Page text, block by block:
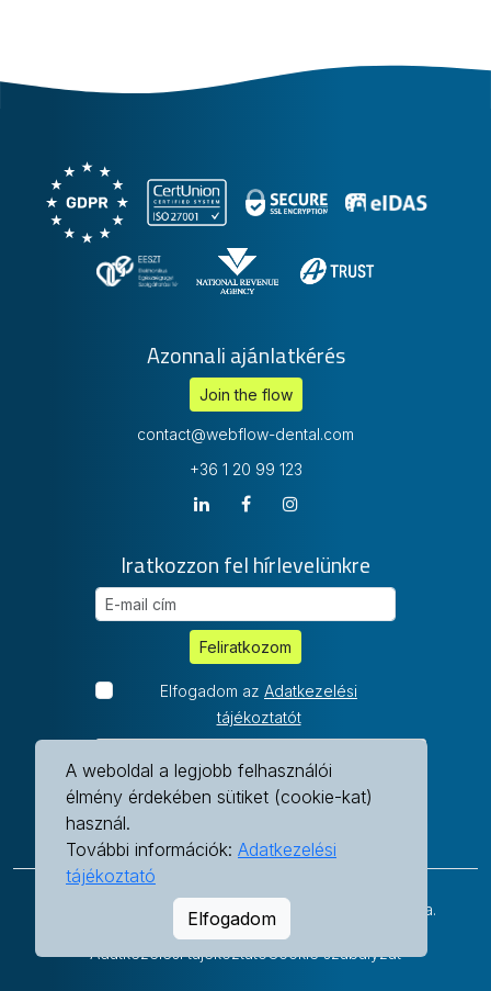
Azonnali ajánlatkérés
Join the flow
contact@webflow-dental.com
+36 1 20 99 123
Iratkozzon fel hírlevelünkre
Feliratkozom
Elfogadom az Adatkezelési
tájékoztatót
© 2003-2026 webflow.dental Minden jog fenntartva.
Adatkezelési tájékoztatóCookie szabályzat
A weboldal a legjobb felhasználói
élmény érdekében sütiket (cookie-kat)
használ.
További információk: Adatkezelési
tájékoztató
Elfogadom